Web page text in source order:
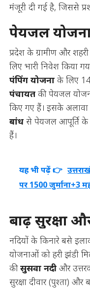
मंजूरी दी गई है, जिससे
पेयजल
प्रदेश के ग्रामीण और
लिए भारी निवेश किया
पंपिंग योजनाके लिए
पंचायतकी पेयजल
किए गए हैं। इसके अलावा
बांधसे पेयजल आपूर्ति के
हैं।
यह भी पढ़ें 👉
पर 1500 जुर्माना+3
बाढ़ सुरक्षा
नदियों के किनारे बसे
योजनाओं को हरी झंडी
कीसुसवा नदीऔर
सुरक्षा दीवार (पुश्ता) और